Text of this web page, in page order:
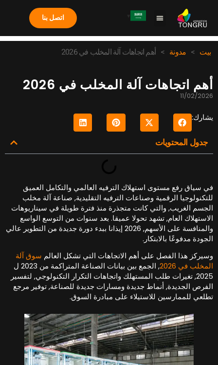
اتصل بنا
بيت > مدونة > أهم اتجاهات آلة المخلب في 2026
اتجاهات آلة المخلب في 2026
11/02/
جدول المحتويات
سياق رفع مستوى استهلاك الترفيه العالمي والتكامل العميق
الرقمية وصناعات الترفيه التقليدية, صناعة آلة مخلب
الغريب, والتي كانت متجذرة منذ فترة طويلة في سيناريوهات
العام, تشهد تحولا عميقا. بعد سنوات من التوسع الواسع
والمنافسة على الأسهم, 2026 إيذانا ببدء دورة جديدة من التطوير عالي
مدفوعًا بالابتكار.
هذا الفصل على أهم الاتجاهات التي تشكل العالمسوق آلة
في 2026
, الجمع بين بيانات الصناعة المتراكمة من 2023 ل
2025, تغيرات طلب المستهلك واتجاهات التكرار التكنولوجي, لتفسير
الجديدة, أنماط جديدة ومسارات جديدة للصناعة, توفير مرجع
للممارسين للاستيلاء على مبادرة السوق.